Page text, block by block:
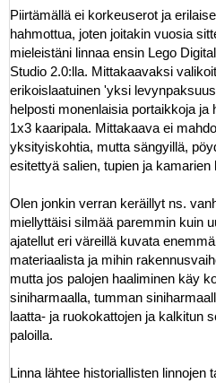
Piirtämällä ei korkeuserot ja
hahmottua, joten joitakin vuosia
mieleistäni linnaa ensin Lego
Studio 2.0:lla. Mittakaavaksi
erikoislaatuinen 'yksi
helposti monenlaisia portaikkoja
1x3 kaaripala. Mittakaava ei
yksityiskohtia, mutta sängyillä,
esitettyä salien, tupien ja
Olen jonkin verran keräillyt ns.
miellyttäisi silmää paremmin kuin
ajatellut eri väreillä kuvata
materiaalista ja mihin
mutta jos palojen haaliminen käy
siniharmaalla, tumman
laatta- ja ruokokattojen ja kalkitun
paloilla.
Linna lähtee historiallisten linnojen